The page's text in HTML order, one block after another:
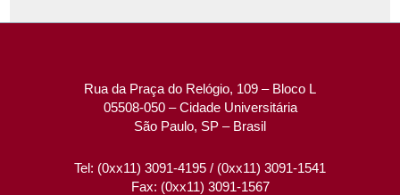
Rua da Praça do Relógio, 109 – Bloco L
05508-050 – Cidade Universitária
São Paulo, SP – Brasil
Tel: (0xx11) 3091-4195 / (0xx11) 3091-1541
Fax: (0xx11) 3091-1567